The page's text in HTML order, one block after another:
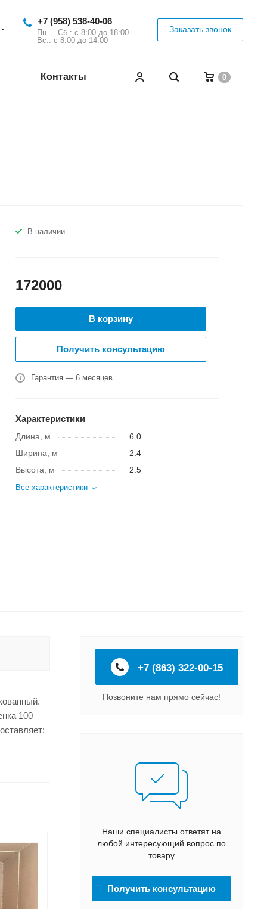
+7 (958) 538-40-06
Пн. – Сб.: с 8:00 до 18:00
Вс.: с 8:00 до 14:00
Заказать звонок
0
Контакты
В наличии
172000
В корзину
Получить консультацию
Гарантия — 6 месяцев
Характеристики
Длина, м
6.0
Ширина, м
2.4
Высота, м
2.5
Все характеристики
100
+7 (863) 322-00-15
Позвоните нам прямо сейчас!
Наши специалисты ответят на
любой интересующий вопрос по
товару
Получить консультацию